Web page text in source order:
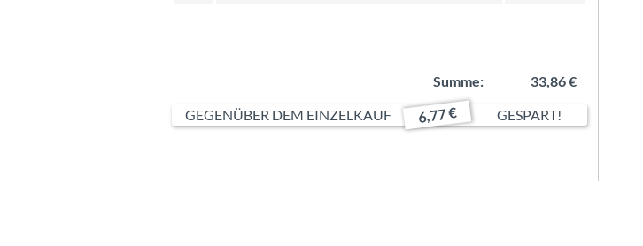
Summe:
33,86 €
GEGENÜBER DEM EINZELKAUF
6,77 € GESPART!